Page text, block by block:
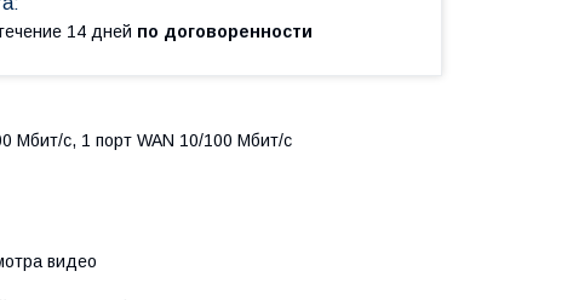
14 дней по договоренности
Мбит/с, 1 порт WAN 10/100 Мбит/с
видео